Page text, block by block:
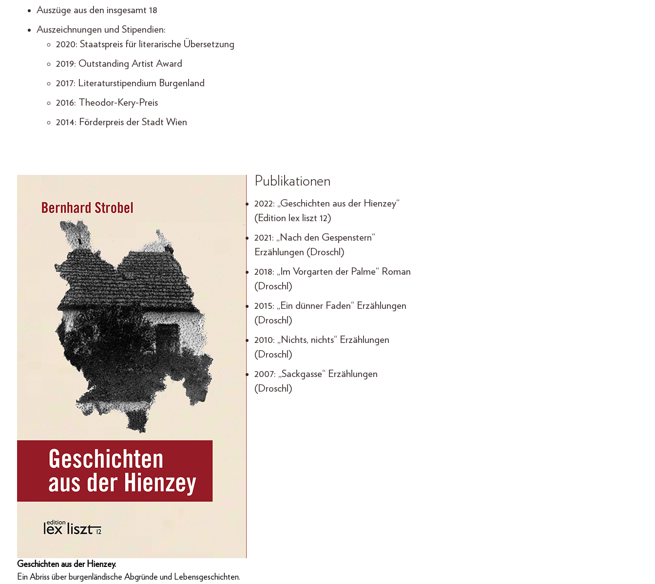
Auszüge aus den insgesamt 18
Auszeichnungen und Stipendien:
2020: Staatspreis für literarische Übersetzung
2019: Outstanding Artist Award
2017: Literaturstipendium Burgenland
2016: Theodor-Kery-Preis
2014: Förderpreis der Stadt Wien
Geschichten aus der Hienzey.
Ein Abriss über burgenländische Abgründe und Lebensgeschichten.
Publikationen
2022: „Geschichten aus der Hienzey“
(Edition lex liszt 12)
2021: „Nach den Gespenstern“
Erzählungen (Droschl)
2018: „Im Vorgarten der Palme“ Roman
(Droschl)
2015: „Ein dünner Faden“ Erzählungen
(Droschl)
2010: „Nichts, nichts“ Erzählungen
(Droschl)
2007: „Sackgasse“ Erzählungen
(Droschl)